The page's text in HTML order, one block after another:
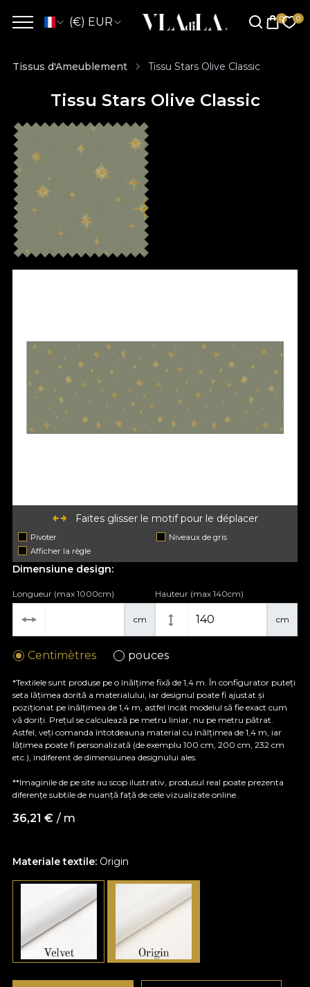
(€) EUR
Tissus d'Ameublement Tissu Stars Olive Classic
Tissu Stars Olive Classic
Faites glisser le motif pour le déplacer
Pivoter
Niveaux de gris
Afficher la règle
Materiale textile: Origin
Dimensiune design:
cm
Longueur (max 1000cm)
cm
Hauteur (max 140cm)
Centimètres pouces
*Textilele sunt produse pe o înălțime fixă de 1,4 m. În configurator puteți
seta lățimea dorită a materialului, iar designul poate fi ajustat și
poziționat pe înălțimea de 1,4 m, astfel încât modelul să fie exact cum
vă doriți. Prețul se calculează pe metru liniar, nu pe metru pătrat.
Astfel, veți comanda întotdeauna material cu înălțimea de 1,4 m, iar
lățimea poate fi personalizată (de exemplu 100 cm, 200 cm, 232 cm
etc.), indiferent de dimensiunea designului ales.
**Imaginile de pe site au scop ilustrativ, produsul real poate prezenta
diferențe subtile de nuanță față de cele vizualizate online.
36,21 € / m